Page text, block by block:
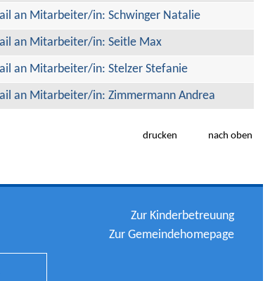
drucken nach oben
Zur Kinderbetreuung
Zur Gemeindehomepage